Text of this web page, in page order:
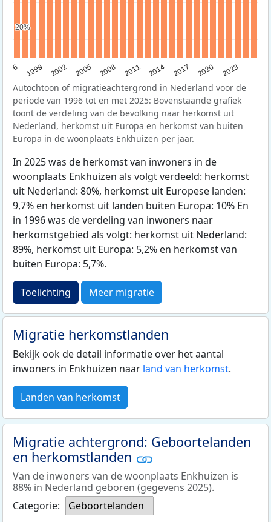
1996 1999 2002 2005 2008 2011 2014 2017 2020 2023
20%
20%
Autochtoon of migratieachtergrond in Nederland voor de
periode van 1996 tot en met 2025: Bovenstaande grafiek
toont de verdeling van de bevolking naar herkomst uit
Nederland, herkomst uit Europa en herkomst van buiten
Europa in de woonplaats Enkhuizen per jaar.
In 2025 was de herkomst van inwoners in de
woonplaats Enkhuizen als volgt verdeeld: herkomst
uit Nederland: 80%, herkomst uit Europese landen:
9,7% en herkomst uit landen buiten Europa: 10% En
in 1996 was de verdeling van inwoners naar
herkomstgebied als volgt: herkomst uit Nederland:
89%, herkomst uit Europa: 5,2% en herkomst van
buiten Europa: 5,7%.
Toelichting Meer migratie
Migratie herkomstlanden
Bekijk ook de detail informatie over het aantal
inwoners in Enkhuizen naar land van herkomst.
Landen van herkomst
Migratie achtergrond: Geboortelanden
en herkomstlanden
Van de inwoners van de woonplaats Enkhuizen is
88% in Nederland geboren (gegevens 2025).
Categorie:
Geboortelanden